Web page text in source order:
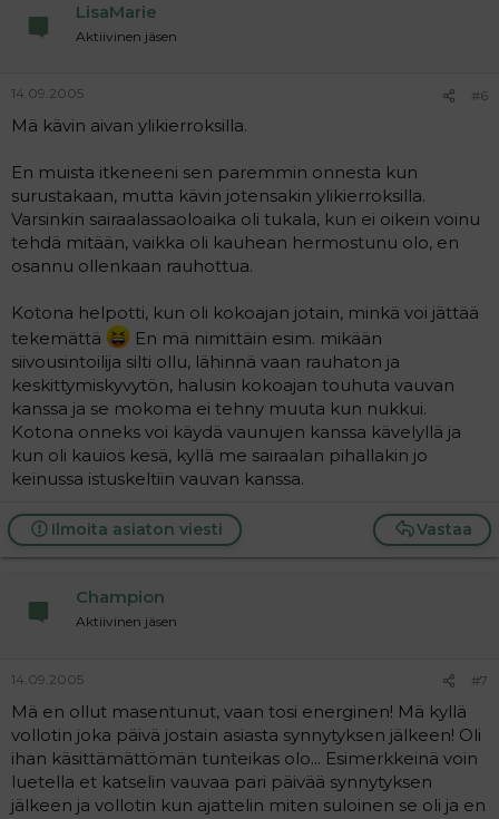
LisaMarie
Aktiivinen jäsen
14.09.2005 #6
Mä kävin aivan ylikierroksilla.
En muista itkeneeni sen paremmin onnesta kun
surustakaan, mutta kävin jotensakin ylikierroksilla.
Varsinkin sairaalassaoloaika oli tukala, kun ei oikein voinu
tehdä mitään, vaikka oli kauhean hermostunu olo, en
osannu ollenkaan rauhottua.
Kotona helpotti, kun oli kokoajan jotain, minkä voi jättää
tekemättä
En mä nimittäin esim. mikään
siivousintoilija silti ollu, lähinnä vaan rauhaton ja
keskittymiskyvytön, halusin kokoajan touhuta vauvan
kanssa ja se mokoma ei tehny muuta kun nukkui.
Kotona onneks voi käydä vaunujen kanssa kävelyllä ja
kun oli kauios kesä, kyllä me sairaalan pihallakin jo
keinussa istuskeltiin vauvan kanssa.
Vastaa
Ilmoita asiaton viesti
Champion
Aktiivinen jäsen
14.09.2005 #7
Mä en ollut masentunut, vaan tosi energinen! Mä kyllä
vollotin joka päivä jostain asiasta synnytyksen jälkeen! Oli
ihan käsittämättömän tunteikas olo... Esimerkkeinä voin
luetella et katselin vauvaa pari päivää synnytyksen
jälkeen ja vollotin kun ajattelin miten suloinen se oli ja en